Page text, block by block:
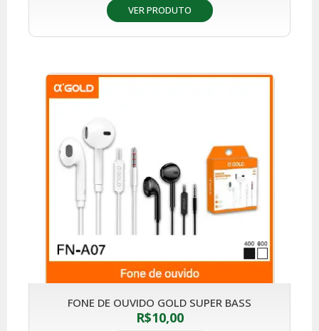
VER PRODUTO
FONE DE OUVIDO GOLD SUPER BASS
R$10,00